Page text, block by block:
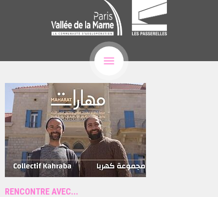
RENCONTRE AVEC...